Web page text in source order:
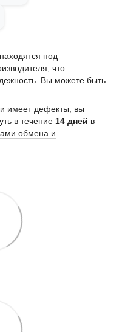
под
что
Вы можете быть
имеет дефекты, вы
в течение 14 дней в
обмена и